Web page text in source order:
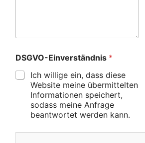
DSGVO-Einverständnis *
Ich willige ein, dass diese
Website meine übermittelten
Informationen speichert,
sodass meine Anfrage
beantwortet werden kann.